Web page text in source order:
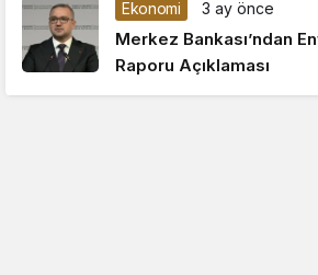
Ekonomi 3 ay önce
Merkez Bankası’ndan
Raporu Açıklaması